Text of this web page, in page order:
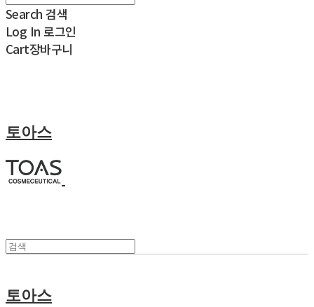
Search 검색
Log In 로그인
Cart장바구니
토아스
토아스